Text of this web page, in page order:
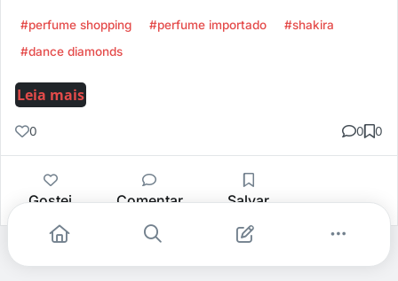
#perfume shopping #perfume importado
#shakira
#dance diamonds
Leia mais
0 0 0
Gostei Comentar Salvar